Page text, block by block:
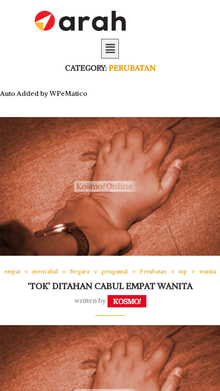
CATEGORY:PERUBATAN
Auto Added by WPeMatico
empat mencabul Negara pengamal Perubatan top wanita
‘TOK’ DITAHAN CABUL EMPAT WANITA
written by